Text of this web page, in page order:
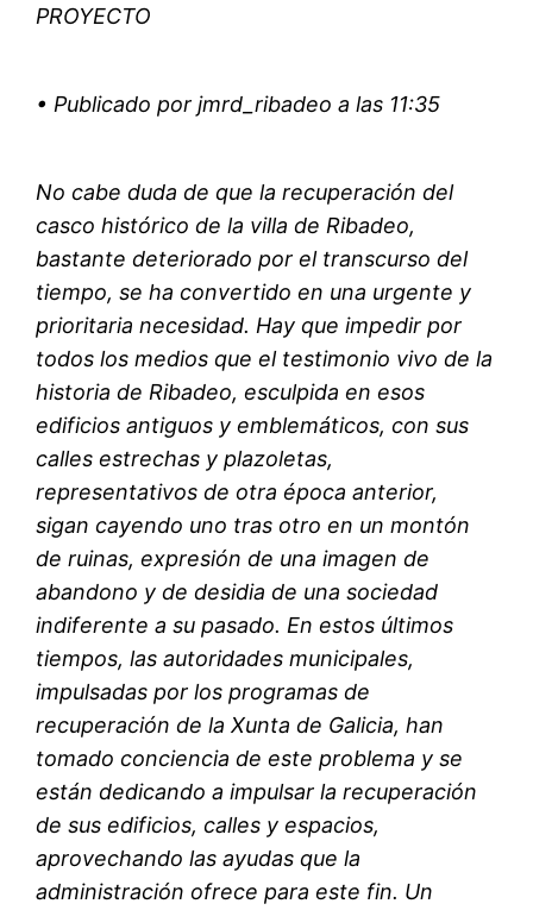
PROYECTO
• Publicado por jmrd_ribadeo a las 11:35
No cabe duda de que la recuperación del
casco histórico de la villa de Ribadeo,
bastante deteriorado por el transcurso del
tiempo, se ha convertido en una urgente y
prioritaria necesidad. Hay que impedir por
todos los medios que el testimonio vivo de la
historia de Ribadeo, esculpida en esos
edificios antiguos y emblemáticos, con sus
calles estrechas y plazoletas,
representativos de otra época anterior,
sigan cayendo uno tras otro en un montón
de ruinas, expresión de una imagen de
abandono y de desidia de una sociedad
indiferente a su pasado. En estos últimos
tiempos, las autoridades municipales,
impulsadas por los programas de
recuperación de la Xunta de Galicia, han
tomado conciencia de este problema y se
están dedicando a impulsar la recuperación
de sus edificios, calles y espacios,
aprovechando las ayudas que la
administración ofrece para este fin. Un